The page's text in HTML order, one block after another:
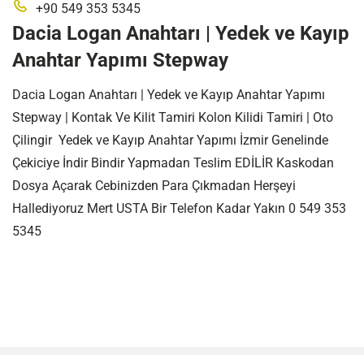
+90 549 353 5345
Dacia Logan Anahtarı | Yedek ve Kayıp
Anahtar Yapımı Stepway
Dacia Logan Anahtarı | Yedek ve Kayıp Anahtar Yapımı
Stepway | Kontak Ve Kilit Tamiri Kolon Kilidi Tamiri | Oto
Çilingir Yedek ve Kayıp Anahtar Yapımı İzmir Genelinde
Çekiciye İndir Bindir Yapmadan Teslim EDİLİR Kaskodan
Dosya Açarak Cebinizden Para Çıkmadan Herşeyi
Hallediyoruz Mert USTA Bir Telefon Kadar Yakın 0 549 353
5345